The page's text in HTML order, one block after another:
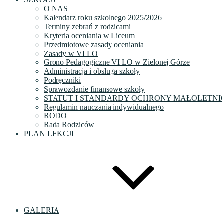
O NAS
Kalendarz roku szkolnego 2025/2026
Terminy zebrań z rodzicami
Kryteria oceniania w Liceum
Przedmiotowe zasady oceniania
Zasady w VI LO
Grono Pedagogiczne VI LO w Zielonej Górze
Administracja i obsługa szkoły
Podręczniki
Sprawozdanie finansowe szkoły
STATUT I STANDARDY OCHRONY
Regulamin nauczania indywidualnego
RODO
Rada Rodziców
PLAN LEKCJI
GALERIA